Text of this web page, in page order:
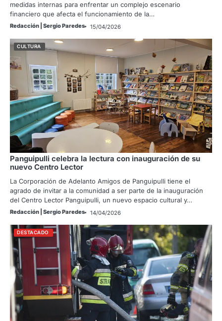
medidas internas para enfrentar un complejo escenario
financiero que afecta el funcionamiento de la…
Redacción | Sergio Paredes 15/04/2026
CULTURA
Panguipulli celebra la lectura con inauguración de su
nuevo Centro Lector
La Corporación de Adelanto Amigos de Panguipulli tiene el
agrado de invitar a la comunidad a ser parte de la inauguración
del Centro Lector Panguipulli, un nuevo espacio cultural y…
Redacción | Sergio Paredes 14/04/2026
DESTACADO